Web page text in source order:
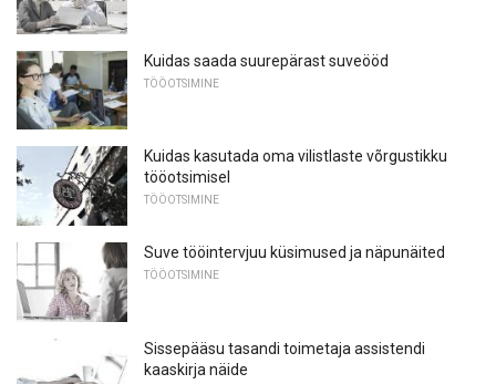
Kuidas saada suurepärast suveööd
TÖÖOTSIMINE
Kuidas kasutada oma vilistlaste võrgustikku
tööotsimisel
TÖÖOTSIMINE
Suve tööintervjuu küsimused ja näpunäited
TÖÖOTSIMINE
Sissepääsu tasandi toimetaja assistendi
kaaskirja näide